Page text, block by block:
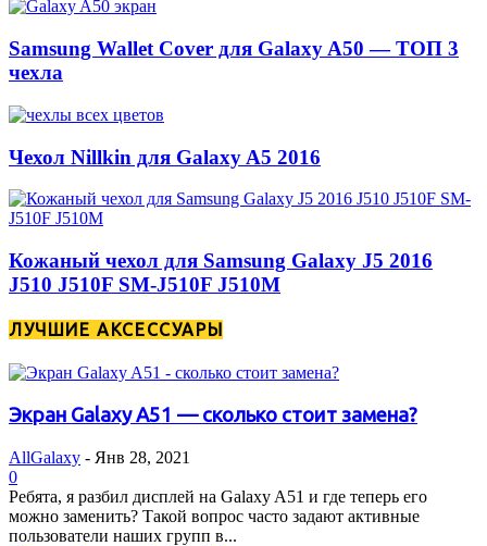
Samsung Wallet Cover для Galaxy A50 — ТОП 3
чехла
Чехол Nillkin для Galaxy A5 2016
Кожаный чехол для Samsung Galaxy J5 2016
J510 J510F SM-J510F J510M
ЛУЧШИЕ АКСЕССУАРЫ
Экран Galaxy A51 — сколько стоит замена?
AllGalaxy - Янв 28, 2021
0
Ребята, я разбил дисплей на Galaxy A51 и где теперь его
можно заменить? Такой вопрос часто задают активные
пользователи наших групп в...